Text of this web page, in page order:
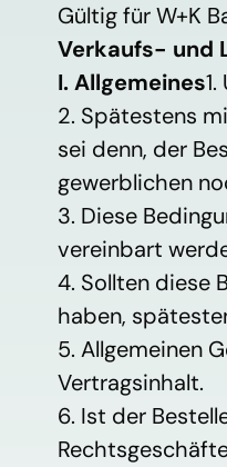
Gültig für W+K
Verkaufs- und
I. Allgemeines
2. Spätestens
sei denn, der
gewerblichen
3. Diese
vereinbart
4. Sollten diese
haben,
5. Allgemeinen
Vertragsinhalt.
6. Ist der